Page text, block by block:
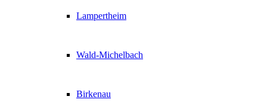
Lampertheim
Wald-Michelbach
Birkenau